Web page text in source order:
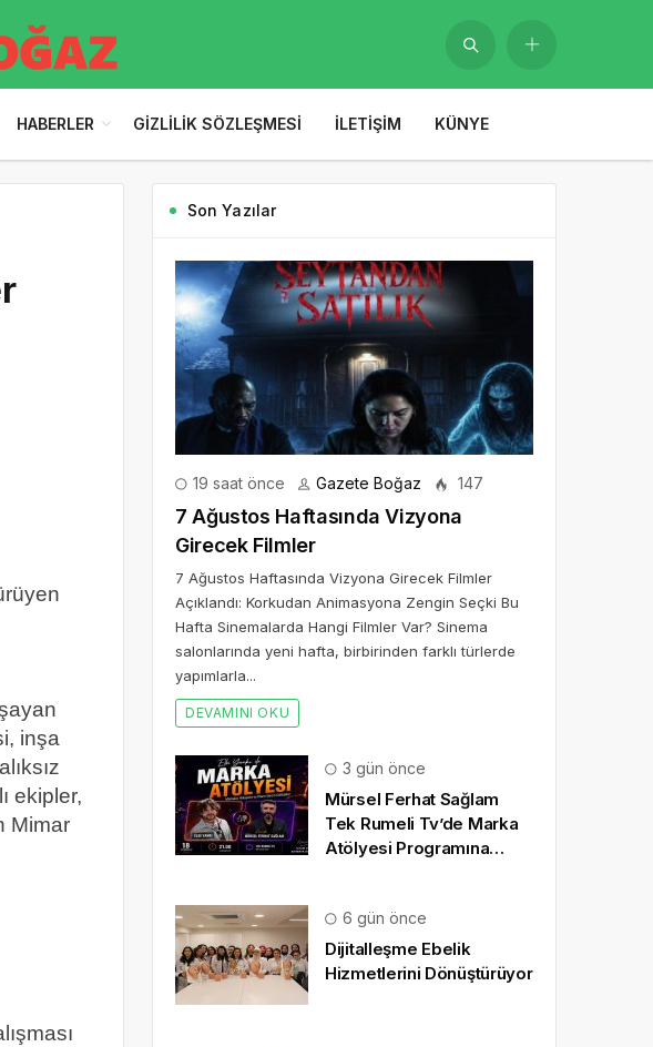
HABERLER GIZLILIK SÖZLEŞMESI İLETIŞIM KÜNYE
inşa
ekipler,
Mimar
Son Yazılar
19 saat önce Gazete Boğaz 147
7 Ağustos Haftasında Vizyona
Girecek Filmler
7 Ağustos Haftasında Vizyona Girecek Filmler
Açıklandı: Korkudan Animasyona Zengin Seçki Bu
Hafta Sinemalarda Hangi Filmler Var? Sinema
salonlarında yeni hafta, birbirinden farklı türlerde
yapımlarla...
DEVAMINI OKU
3 gün önce
Mürsel Ferhat Sağlam
Tek Rumeli Tv’de Marka
Atölyesi Programına
6 gün önce
Dijitalleşme Ebelik
Hizmetlerini Dönüştürüyor